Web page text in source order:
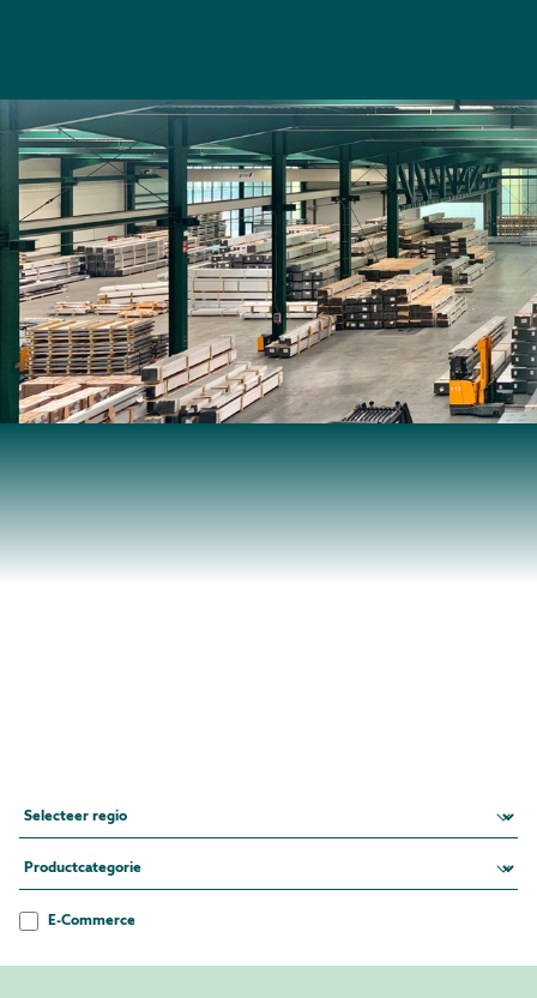
E-Commerce